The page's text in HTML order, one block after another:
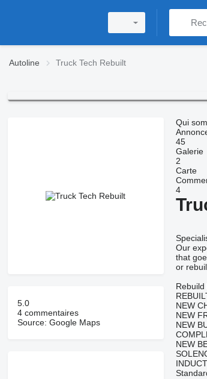
Autoline Truck Tech Rebuilt
5.0
4 commentaires
Source: Google Maps
Qui
45
Galerie
2
Carte
4
Our
that
or
Rebuild
NEW
NEW
NEW
NEW